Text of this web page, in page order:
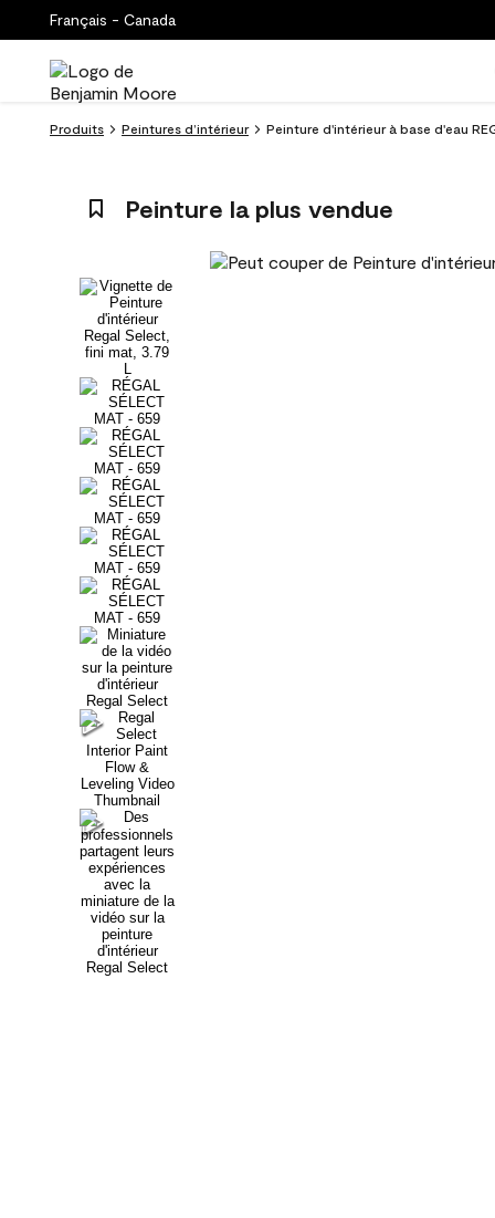
Français - Canada
Produits Peintures d’intérieur Peinture d'intérieur à base d'eau
Peinture la plus vendue